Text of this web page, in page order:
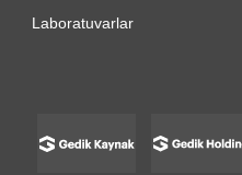
Laboratuvarlar